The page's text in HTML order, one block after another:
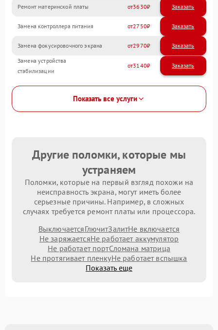
Ремонт материнской платы 3630
Замена контроллера питания 2750
Замена фокусировочного экрана 2970
Замена устройства
стабилизации
3140
Показать все услуги
Другие поломки, которые мы
устраняем
Поломки, которые на первый взгляд похожи на
неисправность экрана, могут иметь более
серьезные причины. Например, в сложных
случаях требуется ремонт платы или процессора.
ВыключаетсяГлючитЗалитНе включается
Не заряжаетсяНе работает аккумулятор
Не работает портСломана матрица
Не протягивает пленкуНе работает вспышка
Показать еще